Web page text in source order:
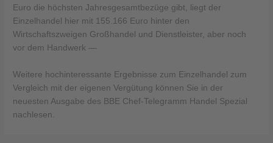
Euro die höchsten Jahresgesamtbezüge gibt, liegt der
Einzelhandel hier mit 155.166 Euro hinter den
Wirtschaftszweigen Großhandel und Dienstleister, aber noch
vor dem Handwerk —
Weitere hochinteressante Ergebnisse zum Einzelhandel zum
Vergleich mit der eigenen Vergütung können Sie in der
neuesten Ausgabe des BBE Chef-Telegramm Handel Spezial
nachlesen.